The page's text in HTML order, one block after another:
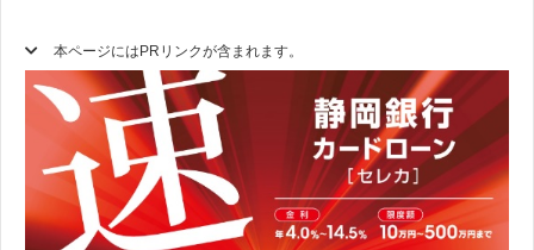
本ページにはPRリンクが含まれます。